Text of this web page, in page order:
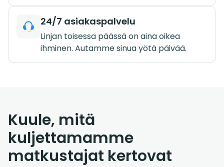
24/7 asiakaspalvelu
Linjan toisessa päässä on aina oikea
ihminen. Autamme sinua yötä päivää.
Kuule, mitä
kuljettamamme
matkustajat kertovat